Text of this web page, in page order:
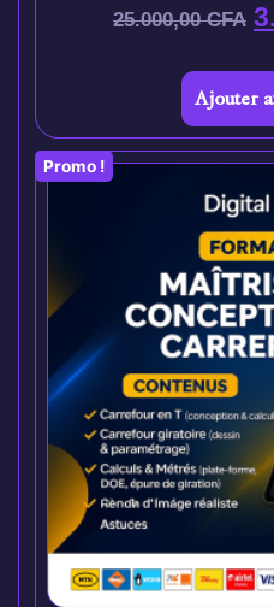
25.000,00CFA
Ajouter
Promo !